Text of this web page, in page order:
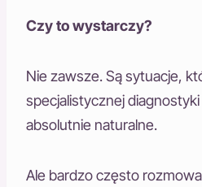
Czy to wystarczy?
Nie zawsze. Są sytuacje,
specjalistycznej
absolutnie naturalne.
Ale bardzo często